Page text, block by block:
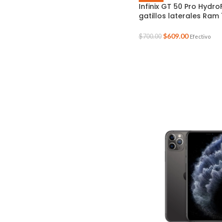
Infinix GT 50 Pro
gatillos laterales Ram
$700.00 $609.00 Efectivo